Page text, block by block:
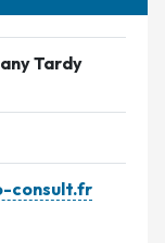
Tardy
consult.fr